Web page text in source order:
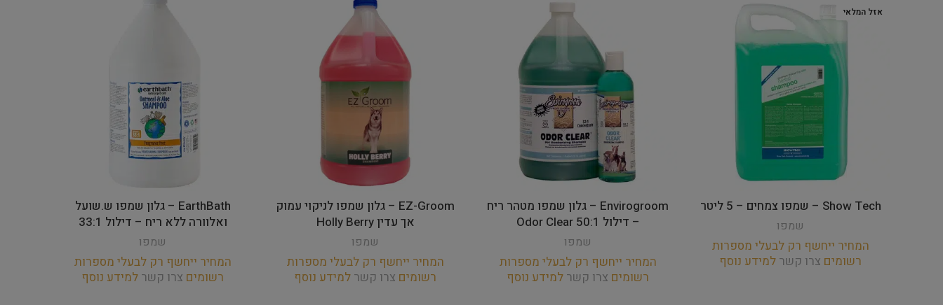
אזל המלאי
Show Tech – שמפו צמחים – 5 ליטר
שמפו
המחיר ייחשף רק לבעלי מספרות
רשומים צרו קשר למידע נוסף
Envirogroom – גלון שמפו מטהר ריח
– דילול 50:1 Odor Clear
שמפו
המחיר ייחשף רק לבעלי מספרות
רשומים צרו קשר למידע נוסף
EZ-Groom – גלון שמפו לניקוי עמוק
אך עדין Holly Berry
שמפו
המחיר ייחשף רק לבעלי מספרות
רשומים צרו קשר למידע נוסף
EarthBath – גלון שמפו ש.שועל
ואלוורה ללא ריח – דילול 33:1
שמפו
המחיר ייחשף רק לבעלי מספרות
רשומים צרו קשר למידע נוסף